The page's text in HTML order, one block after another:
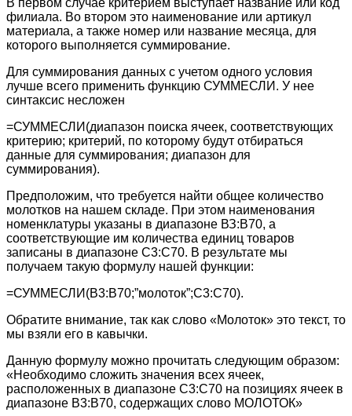
филиала. Во втором это наименование или артикул
материала, а также номер или название месяца, для
которого выполняется суммирование.
Для суммирования данных с учетом одного условия
лучше всего применить функцию СУММЕСЛИ. У нее
синтаксис несложен
=СУММЕСЛИ(диапазон поиска ячеек, соответствующих
критерию; критерий, по которому будут отбираться
данные для суммирования; диапазон для
суммирования).
Предположим, что требуется найти общее количество
молотков на нашем складе. При этом наименования
номенклатуры указаны в диапазоне ВЗ:В70, а
соответствующие им количества единиц товаров
записаны в диапазоне С3:С70. В результате мы
получаем такую формулу нашей функции:
=СУММЕСЛИ(B3:B70;”молоток”;C3:C70).
Обратите внимание, так как слово «Молоток» это текст, то
мы взяли его в кавычки.
Данную формулу можно прочитать следующим образом:
«Необходимо сложить значения всех ячеек,
расположенных в диапазоне C3:C70 на позициях ячеек в
диапазоне B3:B70, содержащих слово МОЛОТОК»